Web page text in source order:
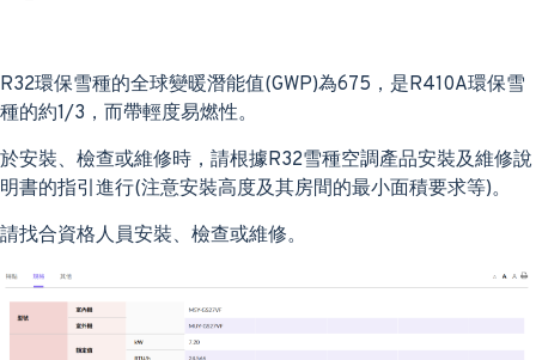
R32環保雪種的全球變暖潛能值(GWP)為675，是R410A環保雪
種的約1/3，而帶輕度易燃性。
於安裝、檢查或維修時，請根據R32雪種空調產品安裝及維修說
明書的指引進行(注意安裝高度及其房間的最小面積要求等)。
請找合資格人員安裝、檢查或維修。